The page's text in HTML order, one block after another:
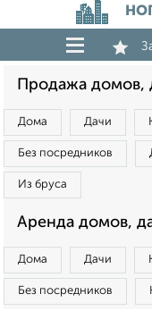
Продажа домов,
Дома Дачи
Без посредников
Из бруса
Аренда домов,
Дома Дачи
Без посредников